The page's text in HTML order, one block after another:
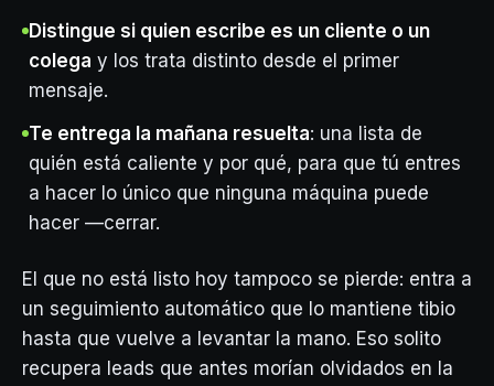
Distingue si quien escribe es un cliente o un
colega y los trata distinto desde el primer
mensaje.
Te entrega la mañana resuelta: una lista de
quién está caliente y por qué, para que tú entres
a hacer lo único que ninguna máquina puede
hacer —cerrar.
El que no está listo hoy tampoco se pierde: entra a
un seguimiento automático que lo mantiene tibio
hasta que vuelve a levantar la mano. Eso solito
recupera leads que antes morían olvidados en la